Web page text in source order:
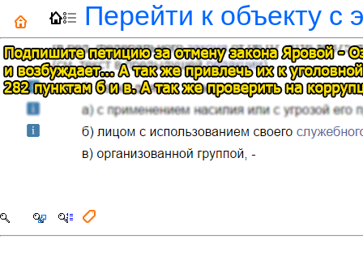
Перейти к объекту с